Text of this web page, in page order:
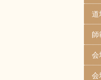
道
師
会
会